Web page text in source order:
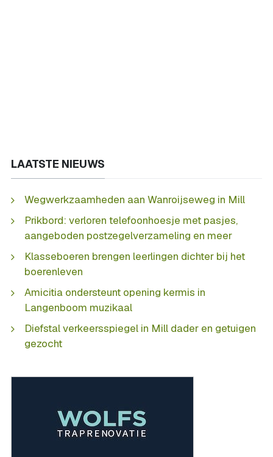
LAATSTE NIEUWS
Wegwerkzaamheden aan Wanroijseweg in Mill
Prikbord: verloren telefoonhoesje met pasjes,
aangeboden postzegelverzameling en meer
Klasseboeren brengen leerlingen dichter bij het
boerenleven
Amicitia ondersteunt opening kermis in
Langenboom muzikaal
Diefstal verkeersspiegel in Mill dader en getuigen
gezocht